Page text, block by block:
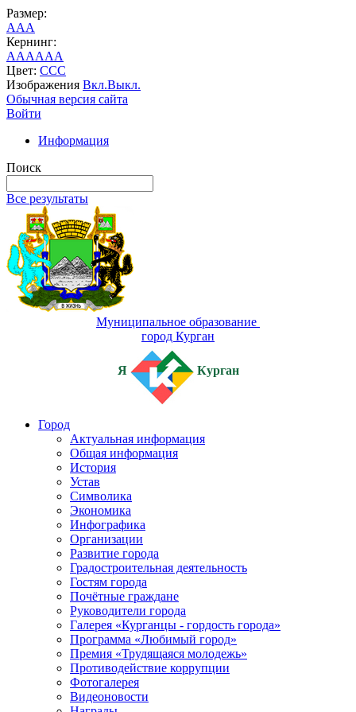
Размер:
AAA
Кернинг:
AAAAAA
Цвет: CCC
Изображения Вкл.Выкл.
Обычная версия сайта
Войти
Информация
Поиск
Все результаты
Муниципальное образование
город Курган
Я Курган
Город
Актуальная информация
Общая информация
История
Устав
Символика
Экономика
Инфографика
Организации
Развитие города
Градостроительная деятельность
Гостям города
Почётные граждане
Руководители города
Галерея «Курганцы - гордость города»
Программа «Любимый город»
Премия «Трудящаяся молодежь»
Противодействие коррупции
Фотогалерея
Видеоновости